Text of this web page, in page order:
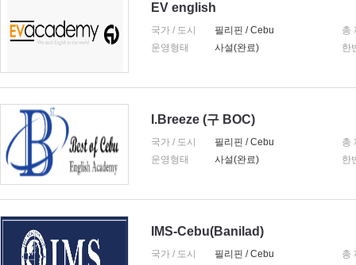
EV english
국가 / 도시 필리핀 / Cebu
총
운영형태
사설(완료) 한
I.Breeze (구 BOC)
국가 / 도시 필리핀 / Cebu
총
운영형태
사설(완료) 한
IMS-Cebu(Banilad)
국가 / 도시 필리핀 / Cebu
총